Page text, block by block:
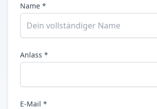
Name *
Anlass *
E-Mail *